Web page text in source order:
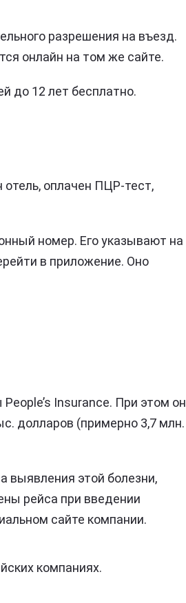
разрешения на въезд.
онлайн на том же сайте.
до 12 лет бесплатно.
оплачен ПЦР-тест,
номер. Его указывают на
в приложение. Оно
Insurance. При этом он
долларов (примерно 3,7 млн.
выявления этой болезни,
рейса при введении
сайте компании.
компаниях.